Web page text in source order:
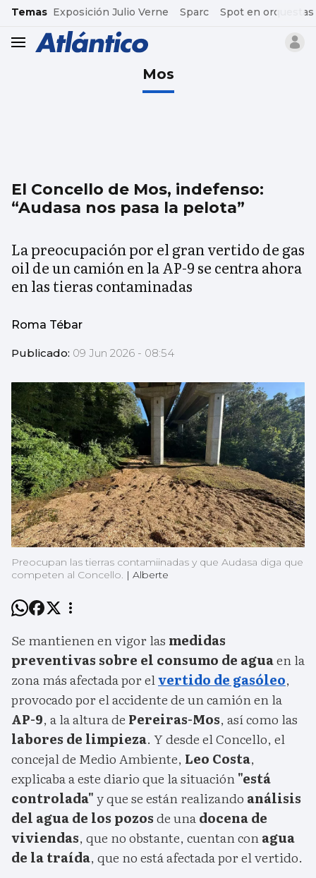
common.go-to-content
Temas Exposición Julio Verne Sparc Spot en orquestas
header.menu.open
Mos
El Concello de Mos, indefenso:
“Audasa nos pasa la pelota”
La preocupación por el gran vertido de gas
oil de un camión en la AP-9 se centra ahora
en las tieras contaminadas
Roma Tébar
Publicado: 09 Jun 2026 - 08:54
Preocupan las tierras contamiinadas y que Audasa diga que
competen al Concello. | Alberte
Se mantienen en vigor las medidas
preventivas sobre el consumo de aguaen la
zona más afectada por elvertido de gasóleo,
provocado por el accidente de un camión en la
AP-9, a la altura de Pereiras-Mos, así como las
labores de limpieza. Y desde el Concello, el
concejal de Medio Ambiente, Leo Costa,
explicaba a este diario que la situación"está
controlada"y que se están realizando análisis
del agua de los pozosde unadocena de
viviendas, que no obstante, cuentan conagua
de la traída, que no está afectada por el vertido.